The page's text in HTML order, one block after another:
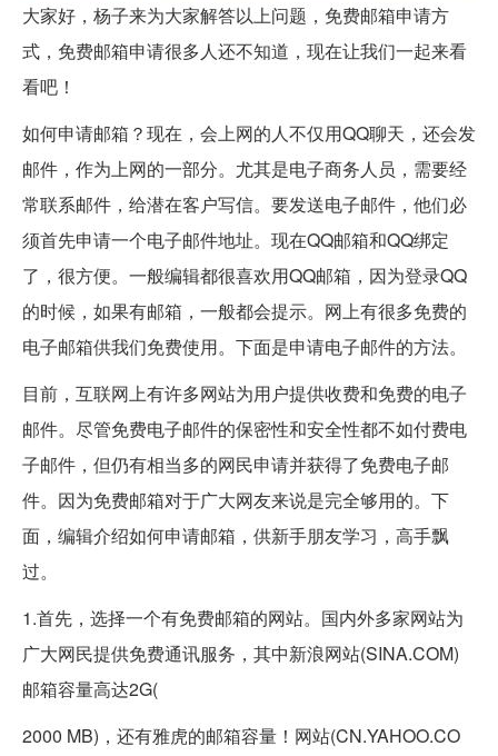
大家好，杨子来为大家解答以上问题，免费邮箱申请方
式，免费邮箱申请很多人还不知道，现在让我们一起来看
看吧！
如何申请邮箱？现在，会上网的人不仅用QQ聊天，还会发
邮件，作为上网的一部分。尤其是电子商务人员，需要经
常联系邮件，给潜在客户写信。要发送电子邮件，他们必
须首先申请一个电子邮件地址。现在QQ邮箱和QQ绑定
了，很方便。一般编辑都很喜欢用QQ邮箱，因为登录QQ
的时候，如果有邮箱，一般都会提示。网上有很多免费的
电子邮箱供我们免费使用。下面是申请电子邮件的方法。
目前，互联网上有许多网站为用户提供收费和免费的电子
邮件。尽管免费电子邮件的保密性和安全性都不如付费电
子邮件，但仍有相当多的网民申请并获得了免费电子邮
件。因为免费邮箱对于广大网友来说是完全够用的。下
面，编辑介绍如何申请邮箱，供新手朋友学习，高手飘
过。
1.首先，选择一个有免费邮箱的网站。国内外多家网站为
广大网民提供免费通讯服务，其中新浪网站(SINA.COM)
邮箱容量高达2G(
2000 MB)，还有雅虎的邮箱容量！网站(CN.YAHOO.CO